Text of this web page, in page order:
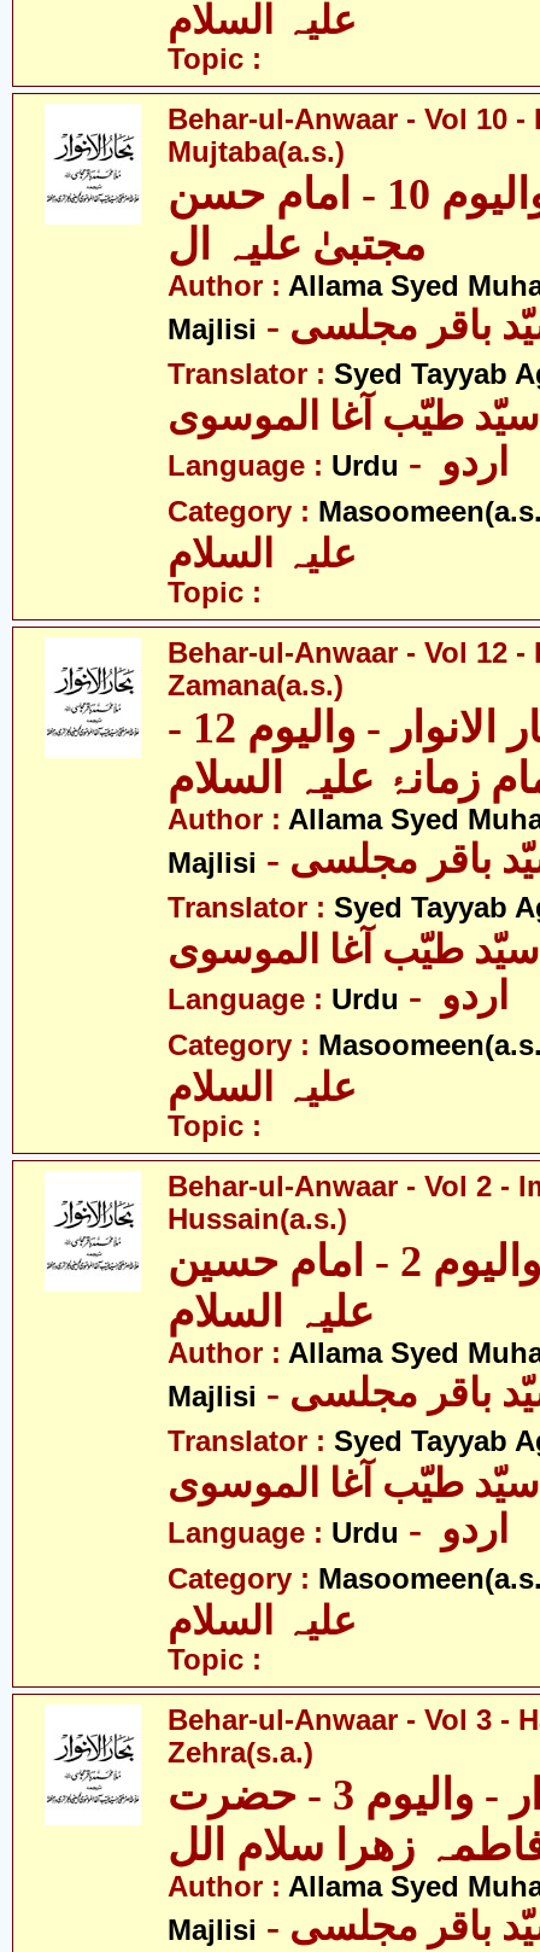
Topic :
Behar-ul-Anwaar - Vol 10 -
Mujtaba(a.s.)
بحار الانوار - والیوم 10 - امام حسن
مجتبیٰ علیہ ال
Author : Allama Syed
Majlisi
Translator : Syed Tayyab
سیّد طیّب آغا الموسوی
Language : Urdu
Category :
Topic :
Behar-ul-Anwaar - Vol 12 -
Zamana(a.s.)
بحار الانوار - والیوم 12 -
Author : Allama Syed
Majlisi
Translator : Syed Tayyab
سیّد طیّب آغا الموسوی
Language : Urdu
Category :
Topic :
Behar-ul-Anwaar - Vol 2 -
Hussain(a.s.)
بحار الانوار - والیوم 2 - امام حسین
Author : Allama Syed
Majlisi
Translator : Syed Tayyab
سیّد طیّب آغا الموسوی
Language : Urdu
Category :
Topic :
Behar-ul-Anwaar - Vol 3 -
Zehra(s.a.)
بحار الانوار - والیوم 3 - حضرت
زھرا سلام الل
Author : Allama Syed
Majlisi